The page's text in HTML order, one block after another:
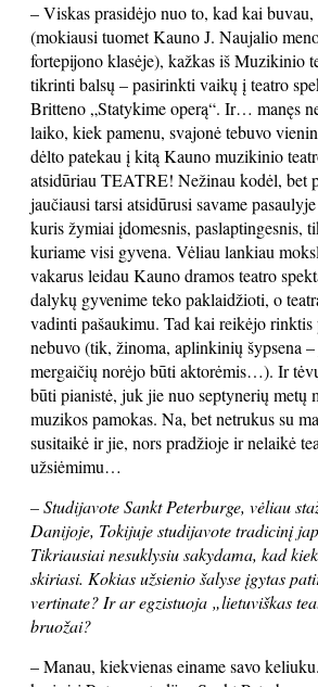
– Viskas prasidėjo nuo to, kad kai
(mokiausi tuomet Kauno J. Naujalio
fortepijono klasėje), kažkas iš Muzikinio
tikrinti balsų – pasirinkti vaikų į teatro
Britteno „Statykime operą“. Ir… manęs
laiko, kiek pamenu, svajonė tebuvo
dėlto patekau į kitą Kauno muzikinio
atsidūriau TEATRE! Nežinau kodėl, bet
jaučiausi tarsi atsidūrusi savame
kuris žymiai įdomesnis, paslaptingesnis,
kuriame visi gyvena. Vėliau lankiau
vakarus leidau Kauno dramos teatro
dalykų gyvenime teko paklaidžioti, o
vadinti pašaukimu. Tad kai reikėjo rinktis
nebuvo (tik, žinoma, aplinkinių šypsena
mergaičių norėjo būti aktorėmis…). Ir
būti pianistė, juk jie nuo septynerių metų
muzikos pamokas. Na, bet netrukus su
susitaikė ir jie, nors pradžioje ir nelaikė
užsiėmimu…
– Studijavote Sankt Peterburge, vėliau
Danijoje, Tokijuje studijavote tradicinį
Tikriausiai nesuklysiu sakydama, kad
skiriasi. Kokias užsienio šalyse įgytas
vertinate? Ir ar egzistuoja „lietuviškas
bruožai?
– Manau, kiekvienas einame savo